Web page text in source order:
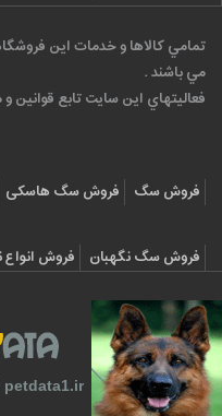
تمامي كالاها و خدمات اين
مي باشند .
فعاليتهاي اين سايت تابع
فروش سگ فروش سگ هاسکی
فروش سگ نگهبان فروش
petdata1.ir